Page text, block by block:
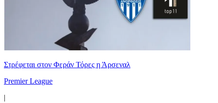
Στρέφεται στον Φεράν Τόρες η Άρσεναλ
Premier League
|